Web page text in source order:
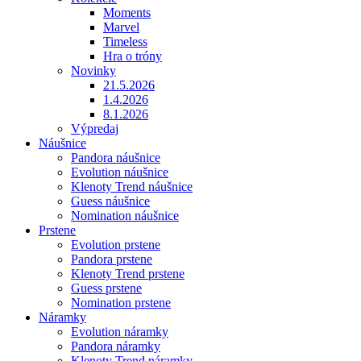
Moments
Marvel
Timeless
Hra o tróny
Novinky
21.5.2026
1.4.2026
8.1.2026
Výpredaj
Náušnice
Pandora náušnice
Evolution náušnice
Klenoty Trend náušnice
Guess náušnice
Nomination náušnice
Prstene
Evolution prstene
Pandora prstene
Klenoty Trend prstene
Guess prstene
Nomination prstene
Náramky
Evolution náramky
Pandora náramky